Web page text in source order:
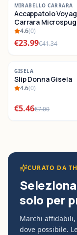
-42%
SALDI
MIRABELLO CARRARA
Accappatoio
Carrara
Cotone
4.6(0)
€23.99€41.34
-22 %
SALDI
GISELA
Slip Donna Gisela
4.6(0)
€5.46€7.00
CURATO DA
solo per
Marchi
dove possibile.